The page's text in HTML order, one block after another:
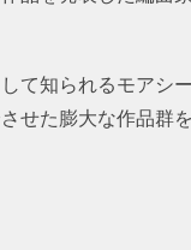
て知られるモアシ
せた膨大な作品群